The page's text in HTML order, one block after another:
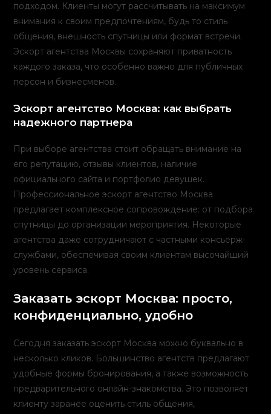
подходом. Клиенты могут рассчитывать на максимум
внимания к своим предпочтениям, будь то стиль
общения, внешность спутницы или формат встречи.
Эскорт агентства Москвы сохраняют приватность
каждого заказа, что особенно важно для публичных
персон и бизнесменов.
Эскорт агентство Москва: как выбрать
надежного партнера
При выборе агентства стоит обращать внимание на
его репутацию, отзывы клиентов, наличие
официального сайта и портфолио девушек.
Профессиональное эскорт агентство Москва
предлагает комплексное сопровождение: от подбора
спутницы до организации мероприятия. Некоторые
агентства даже сотрудничают с частными консьерж-
службами, обеспечивая своим клиентам высочайший
уровень сервиса.
Заказать эскорт Москва: просто,
конфиденциально, удобно
Сегодня заказать эскорт Москва можно буквально в
несколько кликов. Большинство агентств предлагают
удобные формы бронирования, а также возможность
предварительного онлайн-знакомства. Это позволяет
клиенту заранее оценить стиль общения,